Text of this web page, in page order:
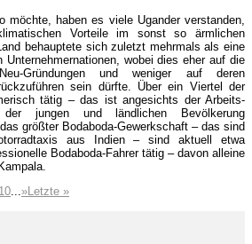
möchte, haben es viele Ugander verstanden,
Vorteile im sonst so ärmlichen
behauptete sich zuletzt mehrmals als eine
Unternehmernationen, wobei dies eher auf die
Gründungen und weniger auf deren
sein dürfte. Über ein Viertel der
tätig – das ist angesichts der Arbeits-
der jungen und ländlichen Bevölkerung
größter Bodaboda-Gewerkschaft – das sind
aus Indien – sind aktuell etwa
Bodaboda-Fahrer tätig – davon alleine
10...»Letzte »